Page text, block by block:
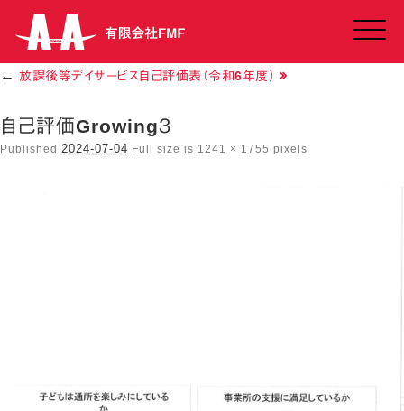
Click
← 放課後等デイサービス自己評価表（令和6年度）
自己評価Growing３
Published 2024-07-04 Full size is 1241 × 1755 pixels